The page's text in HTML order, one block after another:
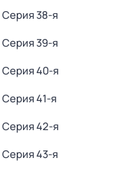
Серия 38-я
Серия 39-я
Серия 40-я
Серия 41-я
Серия 42-я
Серия 43-я